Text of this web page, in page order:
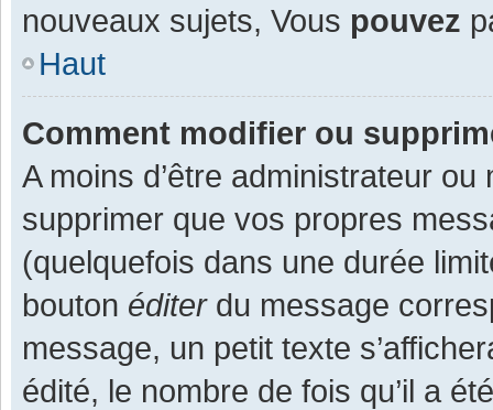
nouveaux sujets, Vous pouvez
Haut
Comment modifier ou
A moins d’être administrateur
supprimer que vos propres
(quelquefois dans une durée
bouton éditerdu message
message, un petit texte
édité, le nombre de fois qu’il a